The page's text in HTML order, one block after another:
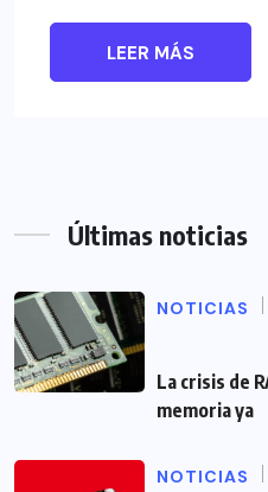
LEER MÁS
Últimas noticias
NOTICIAS
La crisis de
memoria ya
NOTICIAS